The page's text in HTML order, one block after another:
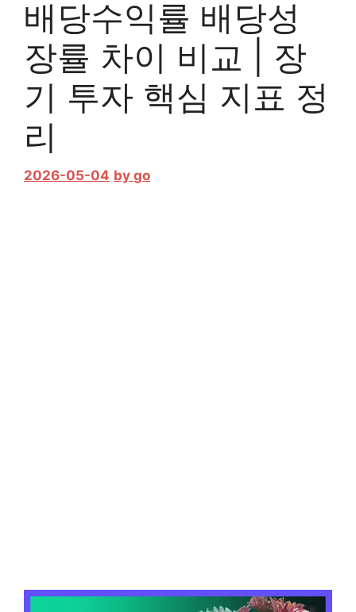
배당수익률 배당성
장률 차이 비교 | 장
기 투자 핵심 지표 정
리
2026-05-04 by go